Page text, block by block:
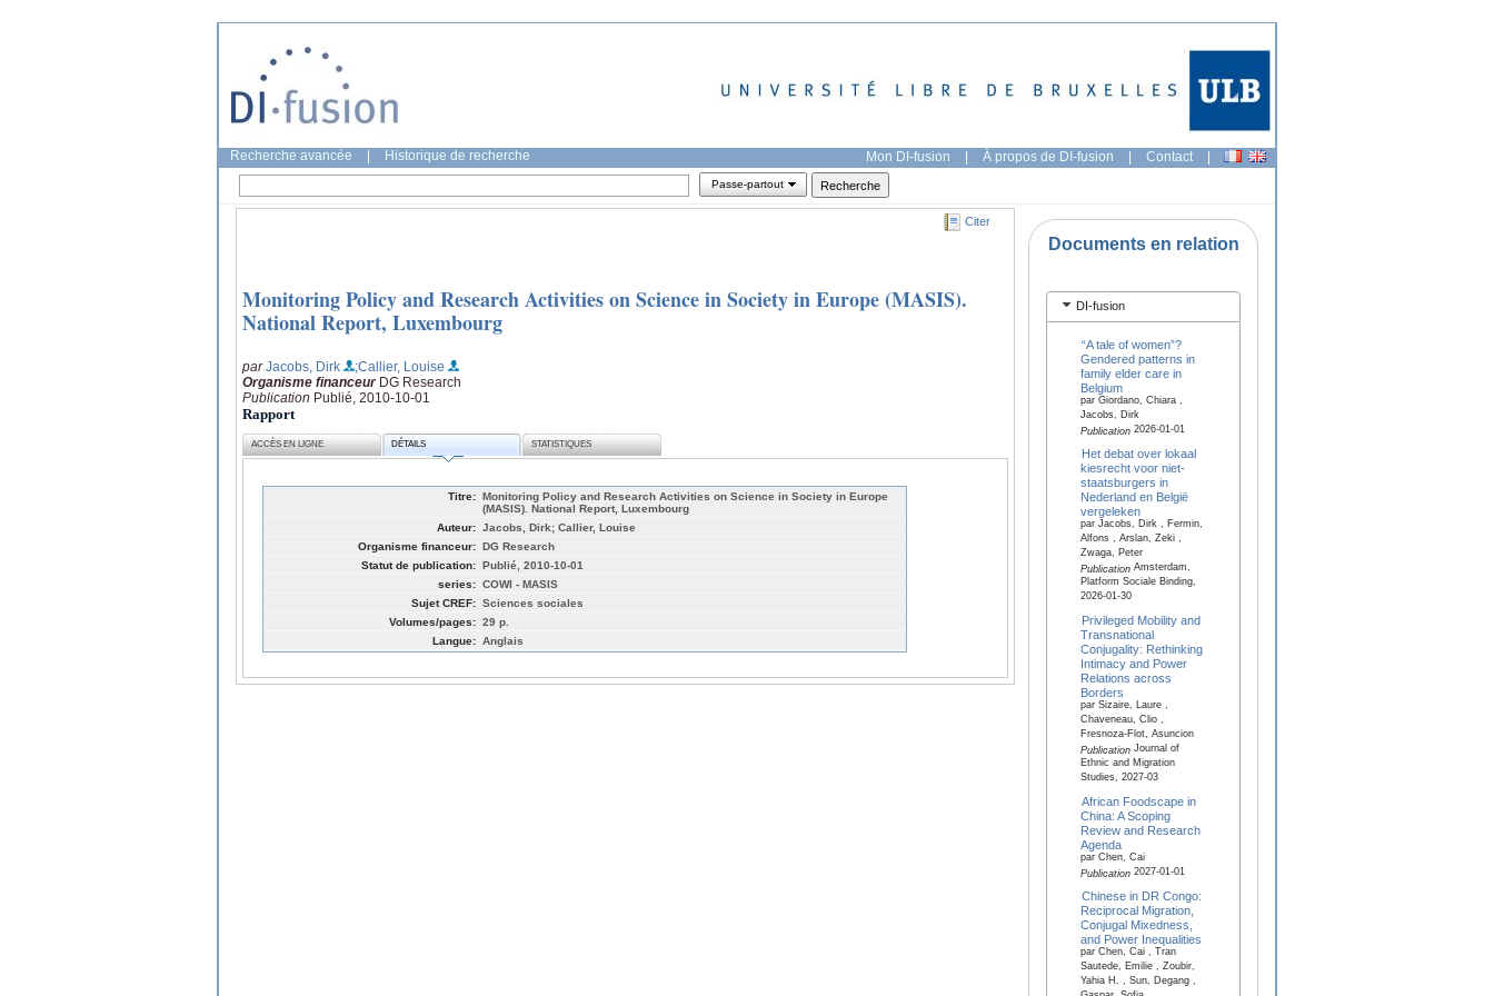
Recherche avancée Historique de recherche Mon DI-fusion | À propos de DI-fusion | Contact |
Passe-partout
Citer
Monitoring Policy and Research Activities on Science in Society in Europe (MASIS).
National Report, Luxembourg
parJacobs, Dirk
;Callier, Louise
Organisme financeur DG Research
Publication Publié, 2010-10-01
Rapport
ACCÈS EN LIGNE DÉTAILS STATISTIQUES
Titre: Monitoring Policy and Research Activities on Science in Society in Europe
(MASIS). National Report, Luxembourg
Auteur: Jacobs, Dirk; Callier, Louise
Organisme financeur: DG Research
Statut de publication: Publié, 2010-10-01
series: COWI - MASIS
Sujet CREF: Sciences sociales
Volumes/pages: 29 p.
Langue: Anglais
Documents en relation
DI-fusion
“A tale of women”?
Gendered patterns in
family elder care in
Belgium
par Giordano, Chiara ,
Jacobs, Dirk
Publication2026-01-01
Het debat over lokaal
kiesrecht voor niet-
staatsburgers in
Nederland en België
vergeleken
par Jacobs, Dirk , Fermin,
Alfons , Arslan, Zeki ,
Zwaga, Peter
PublicationAmsterdam,
Platform Sociale Binding,
2026-01-30
Privileged Mobility and
Transnational
Conjugality: Rethinking
Intimacy and Power
Relations across
Borders
par Sizaire, Laure ,
Chaveneau, Clio ,
Fresnoza-Flot, Asuncion
PublicationJournal of
Ethnic and Migration
Studies, 2027-03
African Foodscape in
China: A Scoping
Review and Research
Agenda
par Chen, Cai
Publication2027-01-01
Chinese in DR Congo:
Reciprocal Migration,
Conjugal Mixedness,
and Power Inequalities
par Chen, Cai , Tran
Sautede, Emilie , Zoubir,
Yahia H. , Sun, Degang ,